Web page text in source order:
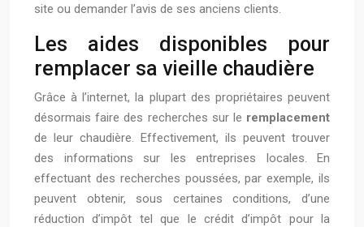
site ou demander l’avis de ses anciens clients.
Les aides disponibles pour
remplacer sa vieille chaudière
Grâce à l’internet, la plupart des propriétaires peuvent
désormais faire des recherches sur le remplacement
de leur chaudière. Effectivement, ils peuvent trouver
des informations sur les entreprises locales. En
effectuant des recherches poussées, par exemple, ils
peuvent obtenir, sous certaines conditions, d’une
réduction d’impôt tel que le crédit d’impôt pour la